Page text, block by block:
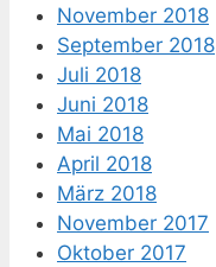
November 2018
September 2018
Juli 2018
Juni 2018
Mai 2018
April 2018
März 2018
November 2017
Oktober 2017